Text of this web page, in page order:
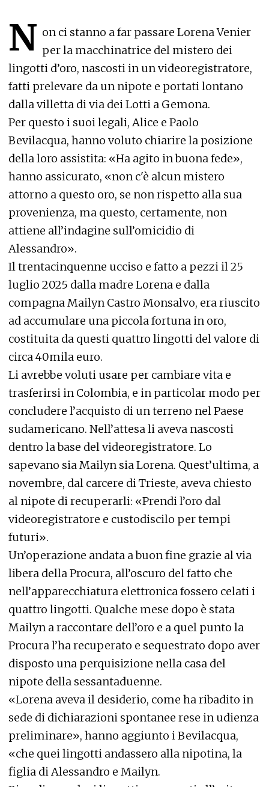
N on ci stanno a far passare Lorena Venier
per la macchinatrice del mistero dei
lingotti d’oro, nascosti in un videoregistratore,
fatti prelevare da un nipote e portati lontano
dalla villetta di via dei Lotti a Gemona.
Per questo i suoi legali, Alice e Paolo
Bevilacqua, hanno voluto chiarire la posizione
della loro assistita: «Ha agito in buona fede»,
hanno assicurato, «non c'è alcun mistero
attorno a questo oro, se non rispetto alla sua
provenienza, ma questo, certamente, non
attiene all’indagine sull’omicidio di
Alessandro».
Il trentacinquenne ucciso e fatto a pezzi il 25
luglio 2025 dalla madre Lorena e dalla
compagna Mailyn Castro Monsalvo, era riuscito
ad accumulare una piccola fortuna in oro,
costituita da questi quattro lingotti del valore di
circa 40mila euro.
Li avrebbe voluti usare per cambiare vita e
trasferirsi in Colombia, e in particolar modo per
concludere l’acquisto di un terreno nel Paese
sudamericano. Nell’attesa li aveva nascosti
dentro la base del videoregistratore. Lo
sapevano sia Mailyn sia Lorena. Quest’ultima, a
novembre, dal carcere di Trieste, aveva chiesto
al nipote di recuperarli: «Prendi l’oro dal
videoregistratore e custodiscilo per tempi
futuri».
Un’operazione andata a buon fine grazie al via
libera della Procura, all’oscuro del fatto che
nell’apparecchiatura elettronica fossero celati i
quattro lingotti. Qualche mese dopo è stata
Mailyn a raccontare dell’oro e a quel punto la
Procura l’ha recuperato e sequestrato dopo aver
disposto una perquisizione nella casa del
nipote della sessantaduenne.
«Lorena aveva il desiderio, come ha ribadito in
sede di dichiarazioni spontanee rese in udienza
preliminare», hanno aggiunto i Bevilacqua,
«che quei lingotti andassero alla nipotina, la
figlia di Alessandro e Mailyn.